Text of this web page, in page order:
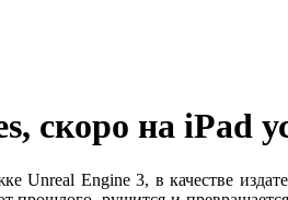
скоро на iPad
Engine 3, в качестве